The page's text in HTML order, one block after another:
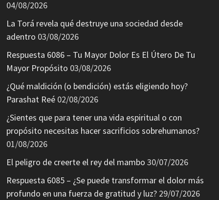
04/08/2026
La Torá revela qué destruye una sociedad desde
adentro 03/08/2026
Respuesta 6086 – Tu Mayor Dolor Es El Útero De Tu
Mayor Propósito 03/08/2026
¿Qué maldición (o bendición) estás eligiendo hoy?
Parashat Reé 02/08/2026
¿Sientes que para tener una vida espiritual o con
propósito necesitas hacer sacrificios sobrehumanos?
01/08/2026
El peligro de creerte el rey del mambo 30/07/2026
Respuesta 6085 – ¿Se puede transformar el dolor más
profundo en una fuerza de gratitud y luz? 29/07/2026